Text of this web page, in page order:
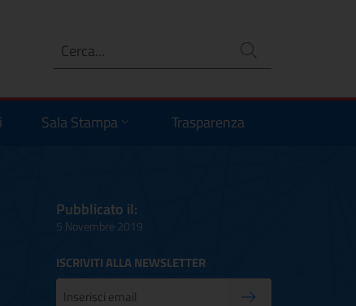
Ricerca
Sala Stampa Trasparenza
Pubblicato il:
5 Novembre 2019
ISCRIVITI ALLA NEWSLETTER
Conferma iscrizione